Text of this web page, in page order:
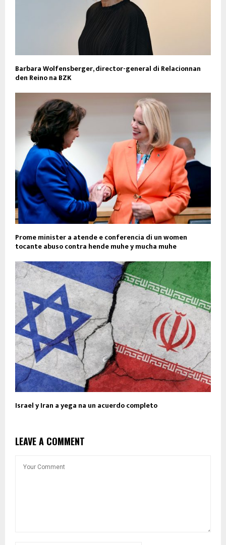
Barbara Wolfensberger, director-general di Relacionnan
den Reino na BZK
Prome minister a atende e conferencia di un women
tocante abuso contra hende muhe y mucha muhe
Israel y Iran a yega na un acuerdo completo
LEAVE A COMMENT